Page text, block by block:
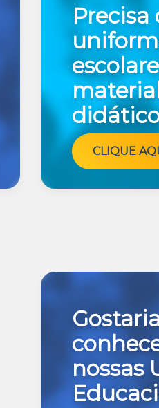
material
CLIQUE
nossas